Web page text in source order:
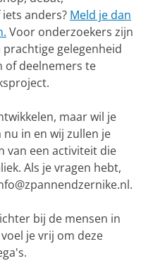
anders? Meld je dan
Voor onderzoekers zijn
gelegenheid
of deelnemers te
maar wil je
nu in en wij zullen je
van een activiteit die
Als je vragen hebt,
bij de mensen in
je vrij om deze